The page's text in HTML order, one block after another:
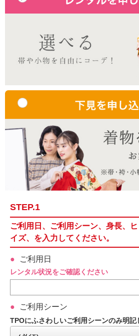
STEP.1
ご利用日、ご利用シーン、身長、
イズ、を入力してください。
ご利用日
レンタル状況をご確認ください
ご利用シーン
TPOにふさわしいご利用シーンのみ明記